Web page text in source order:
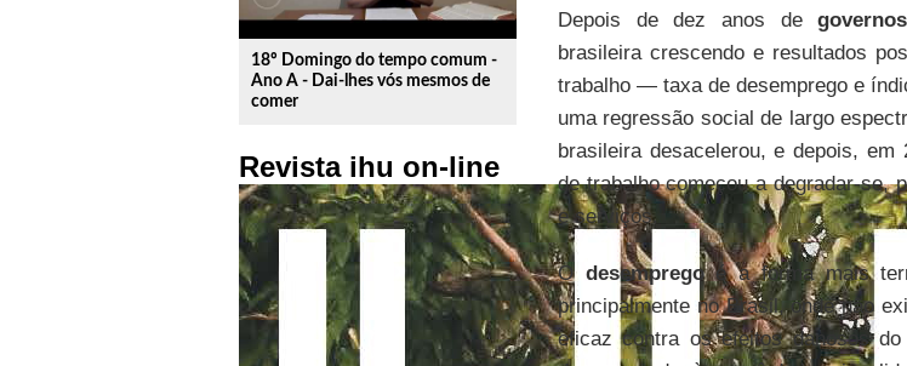
18º Domingo do tempo comum -
Ano A - Dai-lhes vós mesmos de
comer
Revista ihu on-line
Depois de dez anos de
brasileira crescendo e resultados
trabalho — taxa de desemprego e
uma regressão social de largo
brasileira desacelerou, e depois,
de trabalho começou a degradar-se,
e serviços.
O desempregoé a forma mais
principalmente no Brasil, onde não
eficaz contra os efeitos danosos